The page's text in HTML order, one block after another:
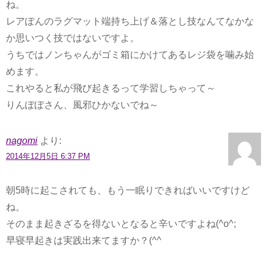
ね。
レアぽんのラグマット端持ち上げ＆落とし技なんてなかな
か思いつく技ではないですよ。
うちではノンちゃんがゴミ箱にかけてあるレジ袋を噛み始
めます。
これやると私が飛び起きるって学習しちゃって～
りんぽぽさん、風邪ひかないでね～
nagomi より:
2014年12月5日 6:37 PM
朝5時に起こされても、もう一眠りできればいいですけど
ね。
そのまま起きざるを得ないとなると辛いですよね(^o^;
早寝早起きは実践出来てますか？(^^ゞ